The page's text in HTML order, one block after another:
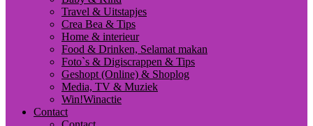
Travel & Uitstapjes
Crea Bea & Tips
Home & interieur
Food & Drinken, Selamat makan
Foto`s & Digiscrappen & Tips
Geshopt (Online) & Shoplog
Media, TV & Muziek
Win!Winactie
Contact